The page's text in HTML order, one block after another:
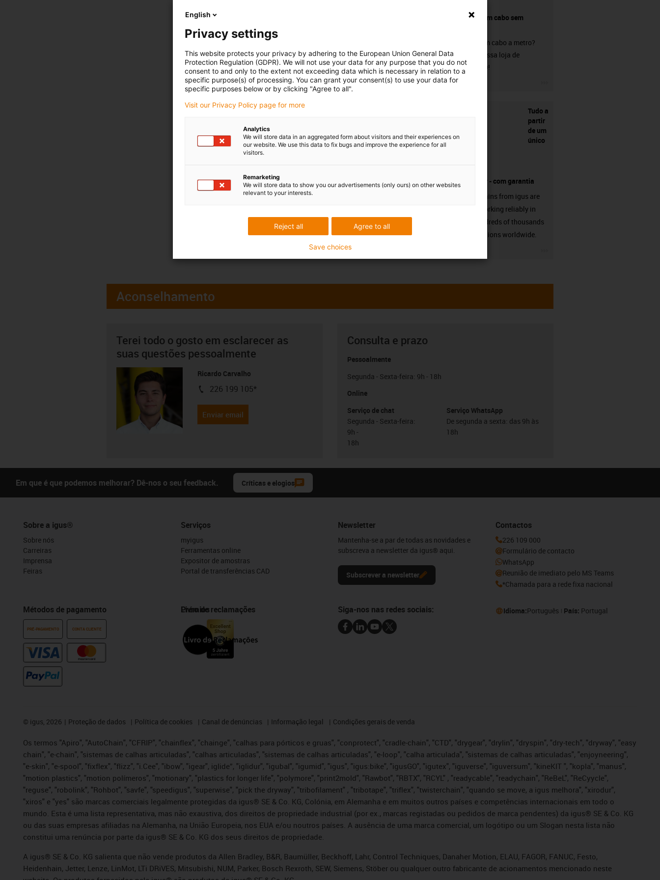
Comprar um cabo sem
Procura um cabo a metro?
Visite a nossa loja de
chainflex®!
Tudo a
partir
de um
único
fornecedor - com garantia
Energy chains from igus are
already working reliably in
many hundreds of thousands
of applications worldwide.
Aconselhamento
Terei todo o gosto em esclarecer as
suas questões pessoalmente
Ricardo Carvalho
igus-icon-phone
226 199 105*
Enviar email
Consulta e prazo
Pessoalmente
Segunda - Sexta-feira: 9h - 18h
Online
Serviço de chat
Segunda - Sexta-feira:
9h -
18h
Serviço WhatsApp
De segunda a sexta: das 9h às
18h
Em que é que podemos melhorar? Dê-nos o seu feedback. Críticas e elogios
Sobre a igus®
Sobre nós
Carreiras
Imprensa
Feiras
Métodos de pagamento
PRÉ-PAGAMENTO CONTA CLIENTE
Serviços
myigus
Ferramentas online
Expositor de amostras
Portal de transferências CAD
Prémios
Livro de reclamações
Newsletter
Mantenha-se a par de todas as novidades e
subscreva a newsletter da igus® aqui.
Subscrever a newsletter
Contactos
226 109 000
Formulário de contacto
WhatsApp
Reunião de imediato pelo MS Teams
*Chamada para a rede fixa nacional
Siga-nos nas redes sociais: Idioma:Português País: Portugal
© igus, 2026 Proteção de dados Política de cookies Canal de denúncias Informação legal Condições gerais de venda
Os termos "Apiro", "AutoChain", "CFRIP", "chainflex", "chainge", "calhas para pórticos e gruas", "conprotect", "cradle-chain", "CTD", "drygear", "drylin", "dryspin", "dry-tech", "dryway", "easy
chain", "e-chain", "sistemas de calhas articuladas", "calhas articuladas", "sistemas de calhas articuladas", "e-loop", "calha articulada", "sistemas de calhas articuladas", "enjoyneering",
"e-skin", "e-spool", "fixflex", "flizz", "i.Cee", "ibow", "igear", iglide”, "iglidur", "igubal", "igumid", "igus", "igus:bike", "igusGO", "igutex", "iguverse", "iguversum", "kineKIT ", "kopla", "manus",
"motion plastics", "motion polímeros", "motionary", "plastics for longer life", "polymore", "print2mold", "Rawbot", "RBTX", "RCYL" , "readycable", "readychain", "ReBeL", "ReCyycle",
"reguse", "robolink", "Rohbot", "savfe", "speedigus", "superwise", "pick the dryway", "tribofilament" , "tribotape", "triflex", "twisterchain", "quando se move, a igus melhora", "xirodur",
"xiros" e "yes" são marcas comerciais legalmente protegidas da igus® SE & Co. KG, Colónia, em Alemanha e em muitos outros países e competências internacionais em todo o
mundo. Esta é uma lista representativa, mas não exaustiva, dos direitos de propriedade industrial (por ex., marcas registadas ou pedidos de marca pendentes) da igus® SE & Co. KG
ou das suas empresas afiliadas na Alemanha, na União Europeia, nos EUA e/ou noutros países. A ausência de uma marca comercial, um logótipo ou um Slogan nesta lista não
constitui uma renúncia por parte da igus® SE & Co. KG dos seus direitos de propriedade.
A igus® SE & Co. KG salienta que não vende produtos da Allen Bradley, B&R, Baumüller, Beckhoff, Lahr, Control Techniques, Danaher Motion, ELAU, FAGOR, FANUC, Festo,
Heidenhain, Jetter, Lenze, LinMot, LTi DRiVES, Mitsubishi, NUM, Parker, Bosch Rexroth, SEW, Siemens, Stöber ou qualquer outro fabricante de acionamentos mencionado neste
English
Privacy settings
This website protects your privacy by adhering to the European Union General Data
Protection Regulation (GDPR). We will not use your data for any purpose that you do not
consent to and only to the extent not exceeding data which is necessary in relation to a
specific purpose(s) of processing. You can grant your consent(s) to use your data for
specific purposes below or by clicking "Agree to all".
Visit our Privacy Policy page for more
Analytics
We will store data in an aggregated form about visitors and their experiences on
our website. We use this data to fix bugs and improve the experience for all
visitors.
Remarketing
We will store data to show you our advertisements (only ours) on other websites
relevant to your interests.
Agree to all
Reject all
Save choices